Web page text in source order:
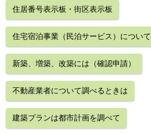
住居番号表示板・街区表示板
住宅宿泊事業（民泊サービス）について
新築、増築、改築には（確認申請）
不動産業者について調べるときは
建築プランは都市計画を調べて